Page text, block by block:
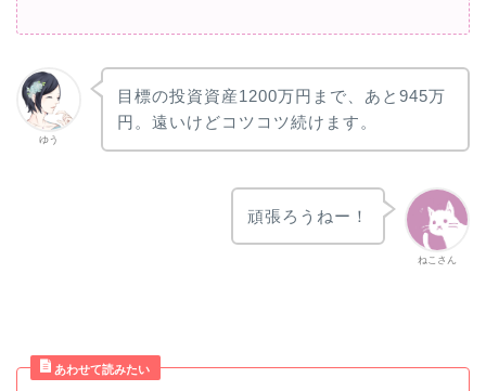
ゆう
目標の投資資産1200万円まで、あと945万
円。遠いけどコツコツ続けます。
ねこさん
頑張ろうねー！